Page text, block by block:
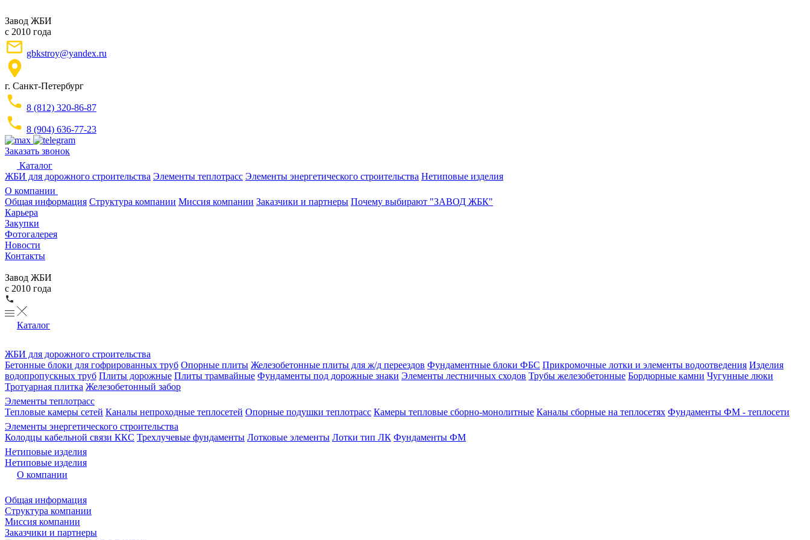
Завод ЖБИ
с 2010 года
gbkstroy@yandex.ru
г. Санкт-Петербург
8 (812) 320-86-87
8 (904) 636-77-23
Заказать звонок
Каталог
ЖБИ для дорожного строительства Элементы теплотрасс Элементы энергетического строительства Нетиповые изделия
О компании
Общая информация Структура компании Миссия компании Заказчики и партнеры Почему выбирают "ЗАВОД ЖБК"
Карьера
Закупки
Фотогалерея
Новости
Контакты
Завод ЖБИ
с 2010 года
Каталог
ЖБИ для дорожного строительства
Бетонные блоки для гофрированных труб Опорные плиты Железобетонные плиты для ж/д переездов Фундаментные блоки ФБС Прикромочные лотки и элементы водоотведения Изделия
водопропускных труб Плиты дорожные Плиты трамвайные Фундаменты под дорожные знаки Элементы лестничных сходов Трубы железобетонные Бордюрные камни Чугунные люки
Тротуарная плитка Железобетонный забор
Элементы теплотрасс
Тепловые камеры сетей Каналы непроходные теплосетей Опорные подушки теплотрасс Камеры тепловые сборно-монолитные Каналы сборные на теплосетях Фундаменты ФМ - теплосети
Элементы энергетического строительства
Колодцы кабельной связи ККС Трехлучевые фундаменты Лотковые элементы Лотки тип ЛК Фундаменты ФМ
Нетиповые изделия
Нетиповые изделия
О компании
Общая информация
Структура компании
Миссия компании
Заказчики и партнеры